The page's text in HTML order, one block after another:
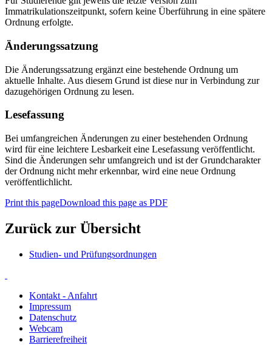
Immatrikulationszeitpunkt, sofern keine Überführung in eine spätere
Ordnung erfolgte.
Änderungssatzung
Die Änderungssatzung ergänzt eine bestehende Ordnung um
aktuelle Inhalte. Aus diesem Grund ist diese nur in Verbindung zur
dazugehörigen Ordnung zu lesen.
Lesefassung
Bei umfangreichen Änderungen zu einer bestehenden Ordnung
wird für eine leichtere Lesbarkeit eine Lesefassung veröffentlicht.
Sind die Änderungen sehr umfangreich und ist der Grundcharakter
der Ordnung nicht mehr erkennbar, wird eine neue Ordnung
veröffentlichlicht.
Print this pageDownload this page as PDF
Zurück zur Übersicht
Studien- und Prüfungsordnungen
Kontakt - Anfahrt
Impressum
Datenschutz
Webcam
Barrierefreiheit